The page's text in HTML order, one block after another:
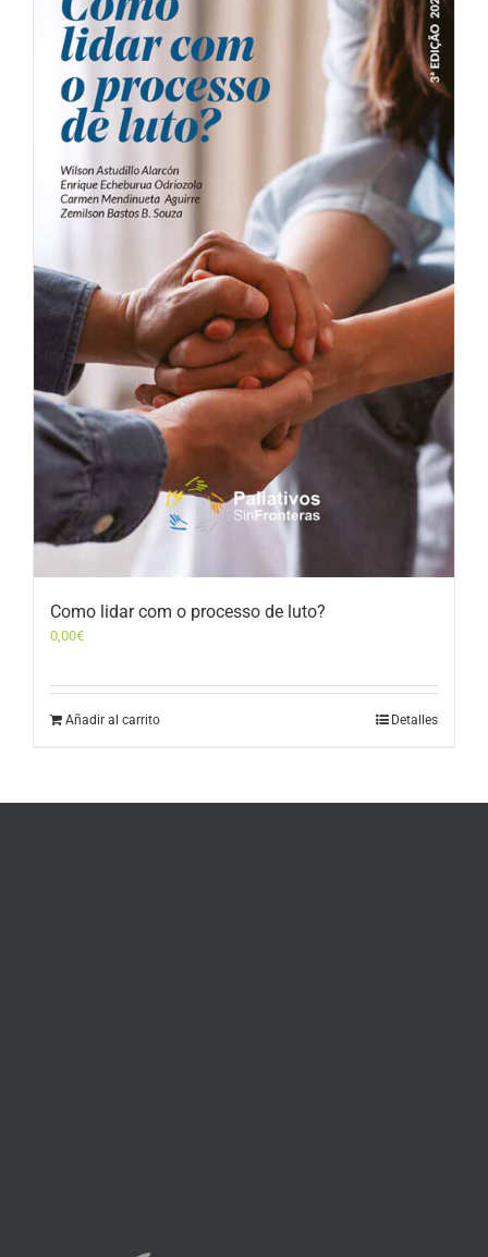
Como lidar com o processo de luto?
0,00€
Añadir al carrito Detalles